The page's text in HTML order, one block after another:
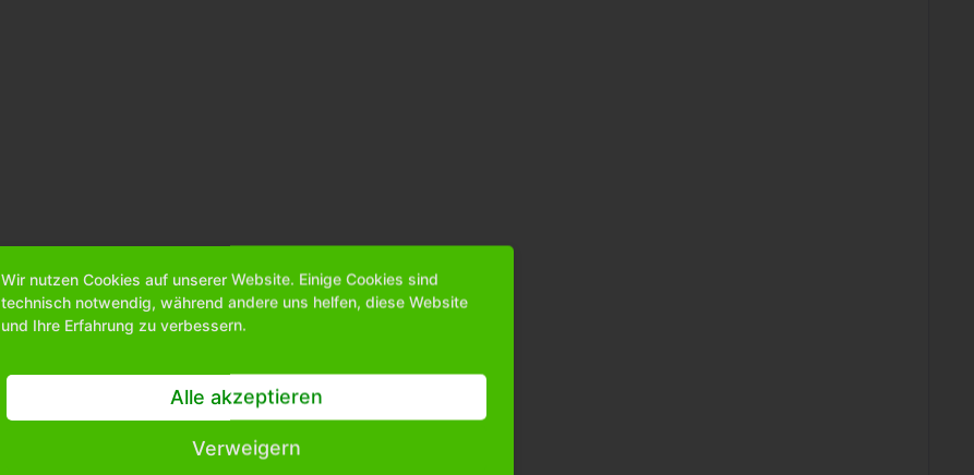
Wir nutzen Cookies auf unserer Website. Einige Cookies sind
technisch notwendig, während andere uns helfen, diese Website
und Ihre Erfahrung zu verbessern.
Alle akzeptieren
Verweigern